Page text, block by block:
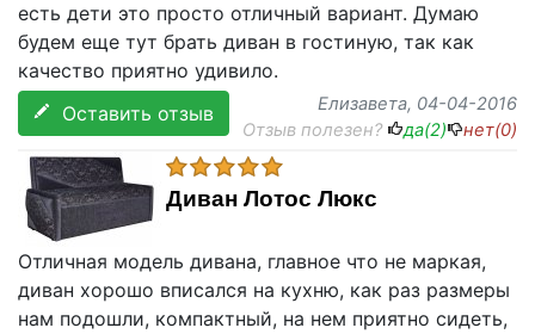
есть дети это просто отличный вариант. Думаю
будем еще тут брать диван в гостиную, так как
качество приятно удивило.
Оставить отзыв
Елизавета, 04-04-2016
Отзыв полезен?
да(2) нет(0)
Диван Лотос Люкс
Отличная модель дивана, главное что не маркая,
диван хорошо вписался на кухню, как раз размеры
нам подошли, компактный, на нем приятно сидеть,